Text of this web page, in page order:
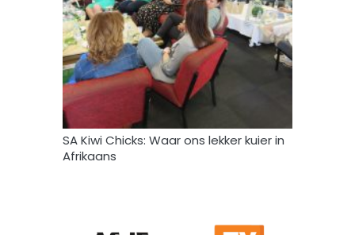
SA Kiwi Chicks: Waar ons lekker kuier in
Afrikaans